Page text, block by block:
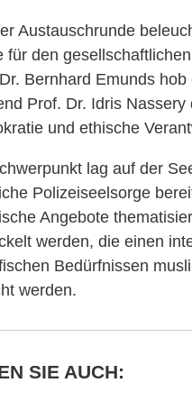
Austauschrunde
für den
Bernhard Emunds
Prof. Dr. Idris
und ethische
lag auf der
Polizeiseelsorge
Angebote
werden, die einen
Bedürfnissen
werden.
SIE AUCH: